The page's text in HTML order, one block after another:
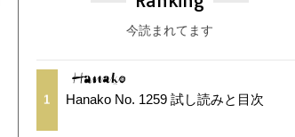
今読まれてます
1 Hanako No. 1259 試し読みと目次